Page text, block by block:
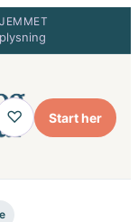
♡ Start her